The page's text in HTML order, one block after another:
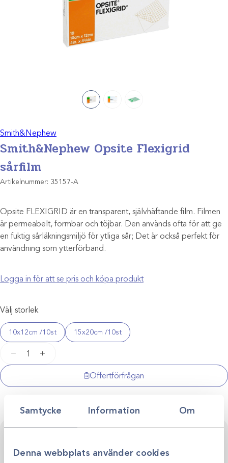
Samtycke Information Om
Denna webbplats använder cookies
Smith&Nephew
Smith&Nephew Opsite Flexigrid
sårfilm
Artikelnummer: 35157-A
Opsite FLEXIGRID är en transparent, självhäftande film. Filmen
är permeabelt, formbar och töjbar. Den används ofta för att ge
en fuktig sårläkningsmiljö för ytliga sår; Det är också perfekt för
användning som ytterförband.
Logga in för att se pris och köpa produkt
Välj storlek
10x12cm /10st 15x20cm /10st
Smith&Nephew
Flexigrid
sårfilm
+
Offertförfrågan
utveckling. Genom personlig rådgivning hjälper vi dig